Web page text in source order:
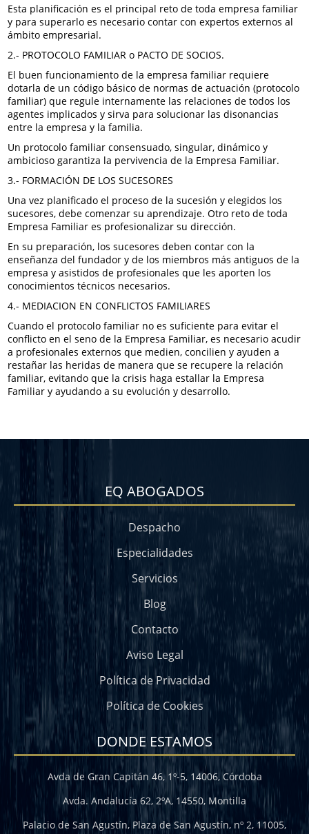
Esta planificación es el principal reto de toda empresa familiar
y para superarlo es necesario contar con expertos externos al
ámbito empresarial.
2.- PROTOCOLO FAMILIAR o PACTO DE SOCIOS.
El buen funcionamiento de la empresa familiar requiere
dotarla de un código básico de normas de actuación (protocolo
familiar) que regule internamente las relaciones de todos los
agentes implicados y sirva para solucionar las disonancias
entre la empresa y la familia.
Un protocolo familiar consensuado, singular, dinámico y
ambicioso garantiza la pervivencia de la Empresa Familiar.
3.- FORMACIÓN DE LOS SUCESORES
Una vez planificado el proceso de la sucesión y elegidos los
sucesores, debe comenzar su aprendizaje. Otro reto de toda
Empresa Familiar es profesionalizar su dirección.
En su preparación, los sucesores deben contar con la
enseñanza del fundador y de los miembros más antiguos de la
empresa y asistidos de profesionales que les aporten los
conocimientos técnicos necesarios.
4.- MEDIACION EN CONFLICTOS FAMILIARES
Cuando el protocolo familiar no es suficiente para evitar el
conflicto en el seno de la Empresa Familiar, es necesario acudir
a profesionales externos que medien, concilien y ayuden a
restañar las heridas de manera que se recupere la relación
familiar, evitando que la crisis haga estallar la Empresa
Familiar y ayudando a su evolución y desarrollo.
EQ ABOGADOS
Despacho
Especialidades
Servicios
Blog
Contacto
Aviso Legal
Política de Privacidad
Política de Cookies
DONDE ESTAMOS
Avda de Gran Capitán 46, 1º-5, 14006, Córdoba
Avda. Andalucía 62, 2ºA, 14550, Montilla
Palacio de San Agustín, Plaza de San Agustín, nº 2, 11005,